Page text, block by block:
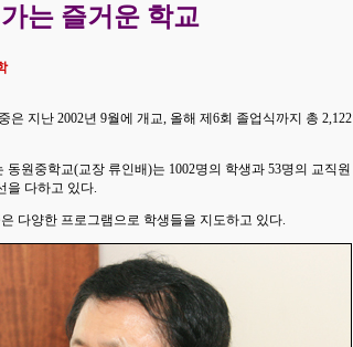
는 즐거운 학교
지난 2002년 9월에 개교, 올해 제6회 졸업식까지 총 2,122
원중학교(교장 류인배)는 1002명의 학생과 53명의 교직원
을 다하고 있다.
다양한 프로그램으로 학생들을 지도하고 있다.